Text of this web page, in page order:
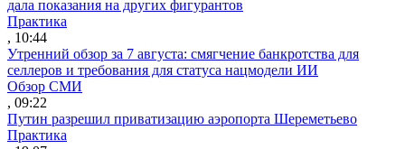
дала показания на других фигурантов
Практика
, 10:44
Утренний обзор за 7 августа: смягчение банкротства для
селлеров и требования для статуса нацмодели ИИ
Обзор СМИ
, 09:22
Путин разрешил приватизацию аэропорта Шереметьево
Практика